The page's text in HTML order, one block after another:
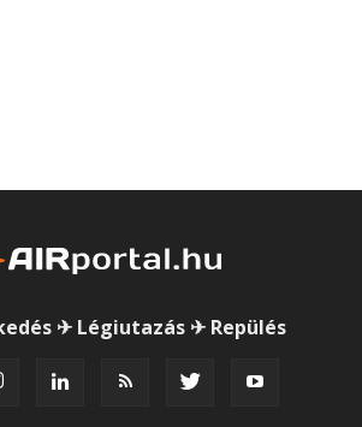
✈ Légiutazás ✈ Repülés